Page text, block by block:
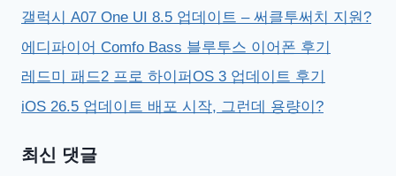
갤럭시 A07 One UI 8.5 업데이트 – 써클투써치 지원?
에디파이어 Comfo Bass 블루투스 이어폰 후기
레드미 패드2 프로 하이퍼OS 3 업데이트 후기
iOS 26.5 업데이트 배포 시작, 그런데 용량이?
최신 댓글